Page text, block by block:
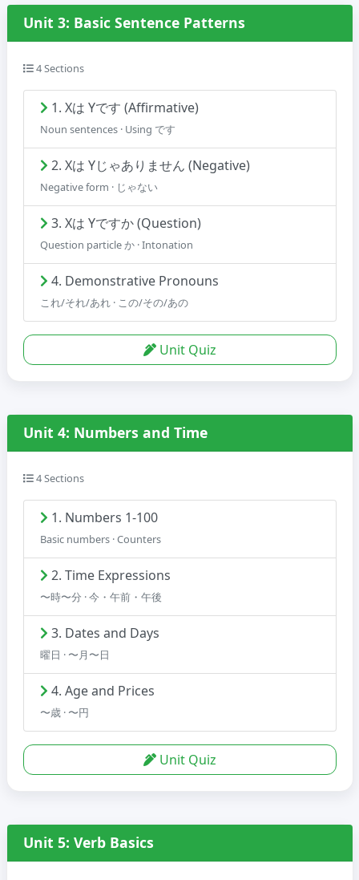
Unit 3: Basic Sentence Patterns
4 Sections
1. Xは Yです (Affirmative)
Noun sentences · Using です
2. Xは Yじゃありません (Negative)
Negative form · じゃない
3. Xは Yですか (Question)
Question particle か · Intonation
4. Demonstrative Pronouns
これ/それ/あれ · この/その/あの
Unit Quiz
Unit 4: Numbers and Time
4 Sections
1. Numbers 1-100
Basic numbers · Counters
2. Time Expressions
〜時〜分 · 今・午前・午後
3. Dates and Days
曜日 · 〜月〜日
4. Age and Prices
〜歳 · 〜円
Unit Quiz
Unit 5: Verb Basics